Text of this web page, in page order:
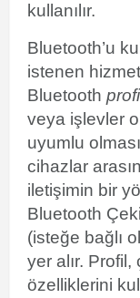
kullanılır.
Bluetooth’u
istenen
Bluetooth
veya işlevler
uyumlu
cihazlar
iletişimin bir
Bluetooth
(isteğe bağlı
yer alır.
özelliklerini